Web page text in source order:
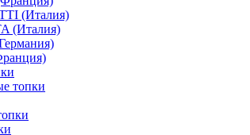
(Италия)
(Италия)
топки